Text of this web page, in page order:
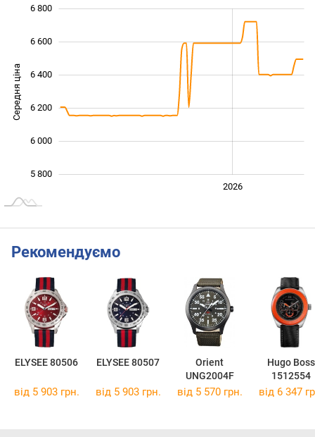
Середня ціна
5 800
6 000
6 200
6 400
6 600
6 800
2026
Рекомендуємо
ELYSEE 80506 ELYSEE 80507
Orient
UNG2004F
Hugo Boss
1512554
від 5 903 грн. від 5 903 грн. від 5 570 грн. від 6 347